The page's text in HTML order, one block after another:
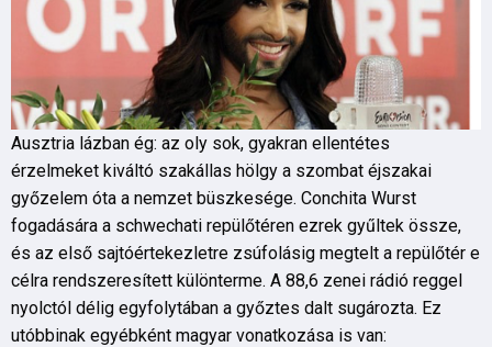
Ausztria lázban ég: az oly sok, gyakran ellentétes
érzelmeket kiváltó szakállas hölgy a szombat éjszakai
győzelem óta a nemzet büszkesége. Conchita Wurst
fogadására a schwechati repülőtéren ezrek gyűltek össze,
és az első sajtóértekezletre zsúfolásig megtelt a repülőtér e
célra rendszeresített különterme. A 88,6 zenei rádió reggel
nyolctól délig egyfolytában a győztes dalt sugározta. Ez
utóbbinak egyébként magyar vonatkozása is van: